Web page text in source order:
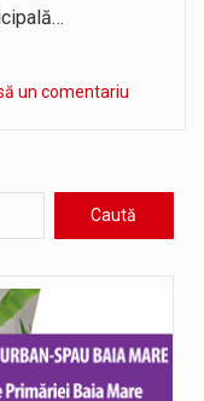
un comentariu